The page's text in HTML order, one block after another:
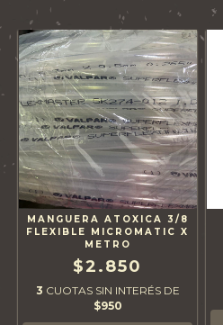
MANGUERA ATOXICA 3/8
FLEXIBLE MICROMATIC X
METRO
$2.850
3 CUOTAS SIN INTERÉS DE
$950